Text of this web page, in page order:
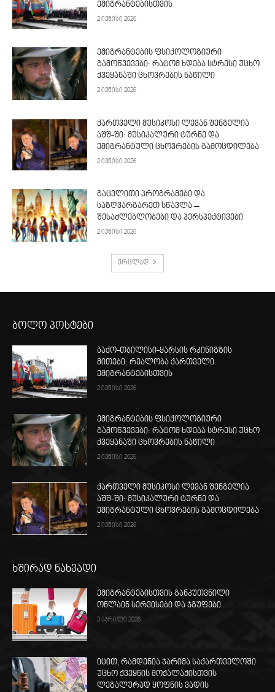
ემიგრანტებისთვის
2 ივნისი 2026
ემიგრანტების ფსიქოლოგიური
გამოწვევები: რატომ ხდება სტრესი უცხო
ქვეყანაში ცხოვრების ნაწილი
2 ივნისი 2026
ქართველი მუსიკოსი ლევან შენგელია
აშშ-ში: მუსიკალური ტურნე და
ემიგრანტული ცხოვრების გამოცდილება
2 ივნისი 2026
გაცვლითი პროგრამები და
საზღვარგარეთ სწავლა –
შესაძლებლობები და პერსპექტივები
2 ივნისი 2026
ვრცლად
ბოლო პოსტები
ბაქო-თბილისი-ყარსის რკინიგზის
მითები: რეალობა ქართველი
ემიგრანტებისთვის
2 ივნისი 2026
ემიგრანტების ფსიქოლოგიური
გამოწვევები: რატომ ხდება სტრესი უცხო
ქვეყანაში ცხოვრების ნაწილი
2 ივნისი 2026
ქართველი მუსიკოსი ლევან შენგელია
აშშ-ში: მუსიკალური ტურნე და
ემიგრანტული ცხოვრების გამოცდილება
2 ივნისი 2026
ხშირად ნახვადი
ემიგრანტებისთვის განკუთვნილი
ონლაინ სერვისები და ჯგუფები
3 აპრილი 2026
იცით, რამდენია ჯარიმა საქართველოში
უცხო ქვეყნის მოქალაქისთვის
ლეგალურად ყოფნის ვადის